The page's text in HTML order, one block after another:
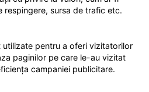
respingere, sursa de trafic etc.
pentru a oferi vizitatorilor
paginilor pe care le-au vizitat
campaniei publicitare.